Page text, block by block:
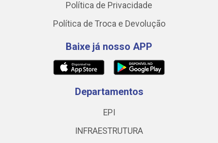
Política de Privacidade
Política de Troca e Devolução
Baixe já nosso APP
Departamentos
EPI
INFRAESTRUTURA